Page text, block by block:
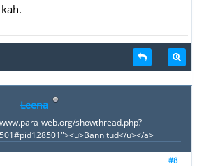
Leena
web.org/showthread.php?
u></a>
#8